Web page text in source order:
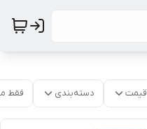
قیمت دسته‌بندی فقط